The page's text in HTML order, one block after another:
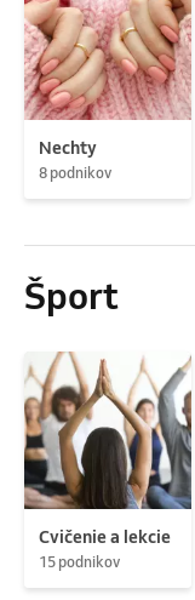
Nechty
8 podnikov
Šport
Cvičenie a lekcie
15 podnikov